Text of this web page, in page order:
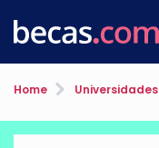
Home Universidades